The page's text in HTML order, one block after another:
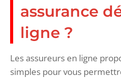
assurance
ligne ?
Les assureurs en ligne
simples pour vous